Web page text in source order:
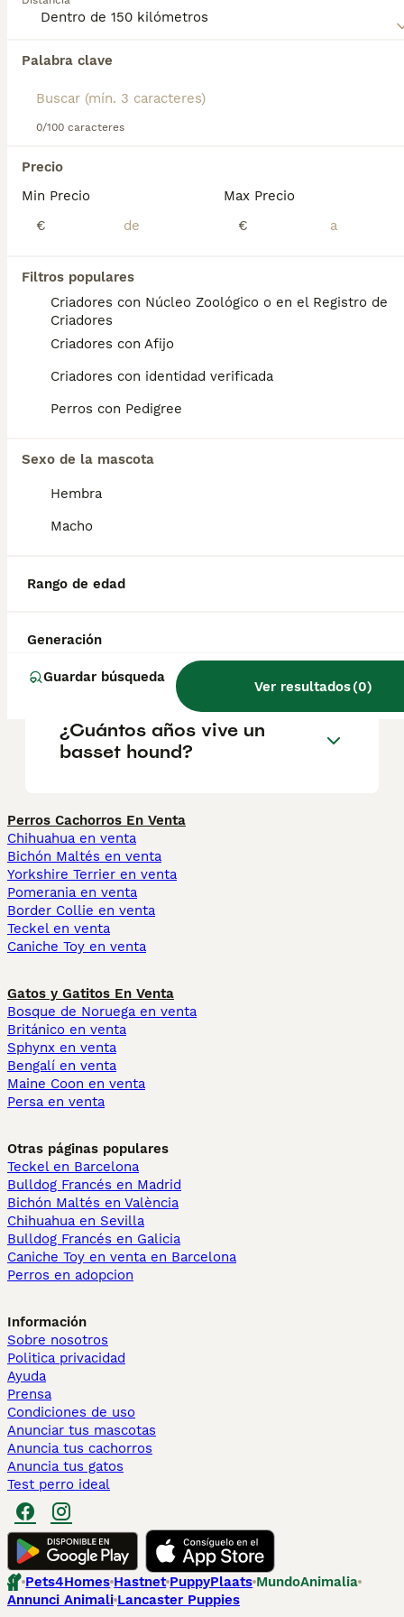
Palabra clave
0/100 caracteres
Precio
Min Precio
€
Max Precio
€
Filtros populares
Criadores con Núcleo Zoológico o en el Registro de
Criadores
Criadores con Afijo
Criadores con identidad verificada
Perros con Pedigree
Sexo de la mascota
Hembra
Macho
Rango de edad
Generación
Guardar búsqueda
Ver resultados(0)
información sobre esta raza.
Encontramos 0 Basset Artésien-Normand
Barcelona.
Si deseas exactamente esta búsqueda guarda tu
¿Son los Basset Artésien
Normands buenos perros de
familia?
inteligente, tranquila y obediente. Su agudo
juguetón los hace compañeros familiares
¿Cuánto cuesta un cachorro
basset hound?
¿Cuántos años vive un
basset hound?
Perros Cachorros En Venta
Chihuahua en venta
Bichón Maltés en venta
Yorkshire Terrier en venta
Pomerania en venta
Border Collie en venta
Teckel en venta
Caniche Toy en venta
Gatos y Gatitos En Venta
Bosque de Noruega en venta
Británico en venta
Sphynx en venta
Bengalí en venta
Maine Coon en venta
Persa en venta
Otras páginas populares
Teckel en Barcelona
Bulldog Francés en Madrid
Bichón Maltés en València
Chihuahua en Sevilla
Bulldog Francés en Galicia
Caniche Toy en venta en Barcelona
Perros en adopcion
Información
Sobre nosotros
Politica privacidad
Ayuda
Prensa
Condiciones de uso
Anunciar tus mascotas
Anuncia tus cachorros
Anuncia tus gatos
Test perro ideal
Pets4Homes Hastnet PuppyPlaats MundoAnimalia
Annunci Animali Lancaster Puppies